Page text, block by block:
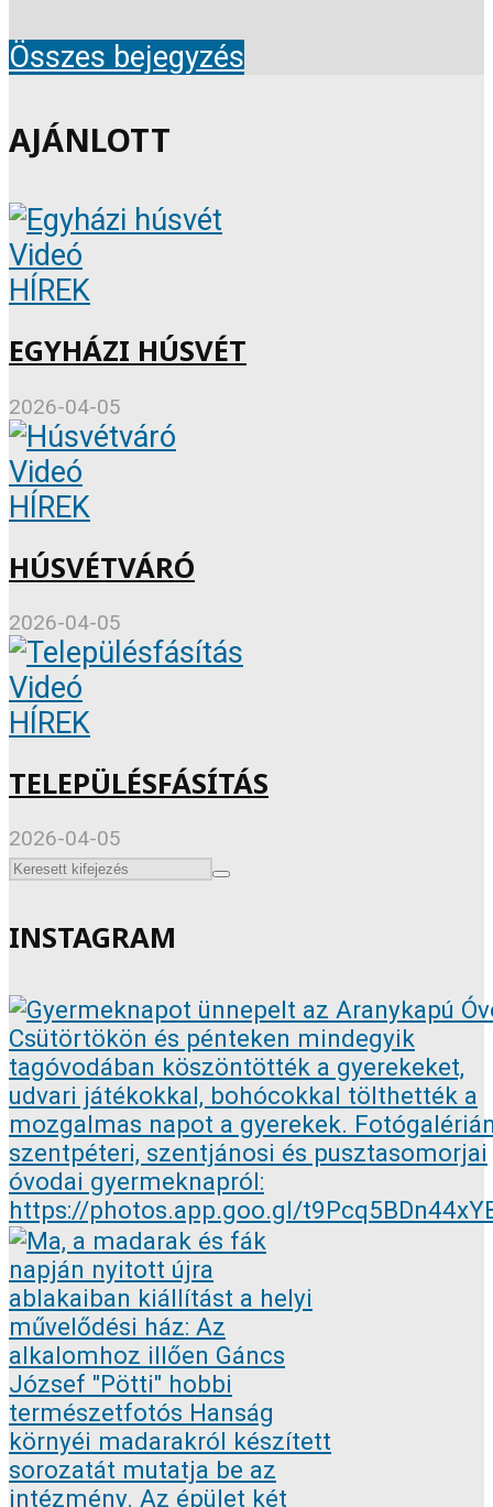
Összes bejegyzés
AJÁNLOTT
Videó
HÍREK
EGYHÁZI HÚSVÉT
2026-04-05
Videó
HÍREK
HÚSVÉTVÁRÓ
2026-04-05
Videó
HÍREK
TELEPÜLÉSFÁSÍTÁS
2026-04-05
INSTAGRAM